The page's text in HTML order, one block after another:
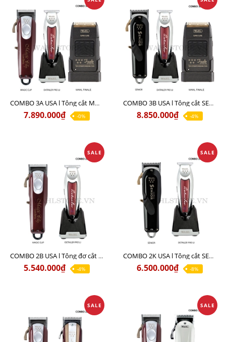
COMBO 3A USA l Tông cắt MAGIC + Tông viền DETAILER PRO LI + Cạo khô FINALE
7.890.000₫ -0%
COMBO 3B USA l Tông cắt SENIOR + Tông viền DETAILER PRO LI + Cạo khô FINALE
8.850.000₫ -4%
SALE
COMBO 2B USA l Tông đơ cắt Magic clip Red + Tông đơ viền Detailer Pro Li
5.540.000₫ -4%
SALE
COMBO 2K USA l Tông cắt SENIOR +Tông viền DETAILER PRO LI
6.500.000₫ -8%
SALE SALE